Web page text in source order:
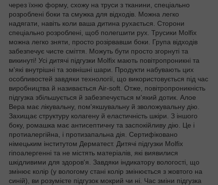
через їхню форму, схожу на труси з тканини, спеціально
розроблені боки та смужка для відходів. Можна легко
надягати, навіть коли ваша дитина рухається. Сторони
спеціально розроблені, щоб полегшити рух. Трусики Molfix
можна легко зняти, просто розірвавши боки. Група відходів
забезпечує чисте сміття. Можуть бути просто згорнуті та
викинуті! Усі дитячі підгузки Molfix мають повітропроникні та
м'які внутрішні та зовнішні шари. Продукти набувають цих
особливостей завдяки технології, що використовується під час
виробництва й називається Air-soft. Отже, повітропроникність
підгузка збільшується й забезпечується м'який дотик. Алое
Вера має лікувальну, пом'якшувальну й зволожувальну дію.
Захищає структуру колагену й еластичність шкіри. З іншого
боку, ромашка має антисептичну та заспокійливу дію. Це і
протиалергійна, і протизапальна дія. Сертифіковано
німецьким інститутом Дерматест. Дитячі підгузки Molfix
гіпоалергенні та не містять матеріалів, які виявилися
шкідливими для здоров'я. Завдяки індикатору вологості, що
змінює колір (у вологому стані колір змінюється з жовтого на
синій), ви розумієте підгузок мокрий чи ні. Час зміни підгузка